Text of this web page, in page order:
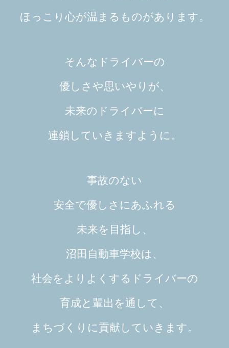
ほっこり心が温まるものがあります。
そんなドライバーの
優しさや思いやりが、
未来のドライバーに
連鎖していきますように。
事故のない
安全で優しさにあふれる
未来を目指し、
沼田自動車学校は、
社会をよりよくするドライバーの
育成と輩出を通して、
まちづくりに貢献していきます。